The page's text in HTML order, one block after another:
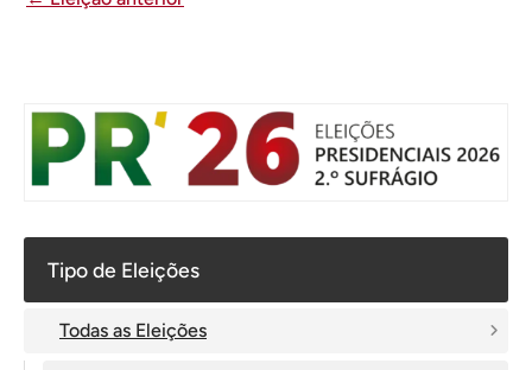
Tipo de Eleições
Todas as Eleições